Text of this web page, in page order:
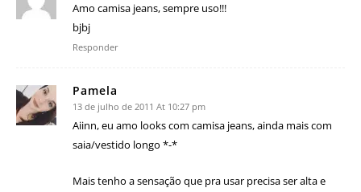
Amo camisa jeans, sempre uso!!!
bjbj
Responder
Pamela
13 de julho de 2011 At 10:27 pm
Aiinn, eu amo looks com camisa jeans, ainda mais com
saia/vestido longo *-*
Mais tenho a sensação que pra usar precisa ser alta e